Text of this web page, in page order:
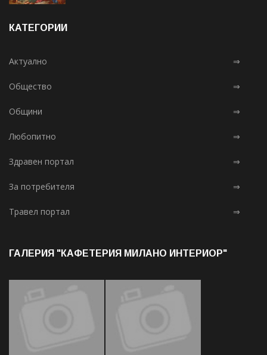
КАТЕГОРИИ
Актуално ⇒
Общество ⇒
Общини ⇒
Любопитно ⇒
Здравен портал ⇒
За потребителя ⇒
Травел портал ⇒
ГАЛЕРИЯ "КАФЕТЕРИЯ МИЛАНО ИНТЕРИОР"